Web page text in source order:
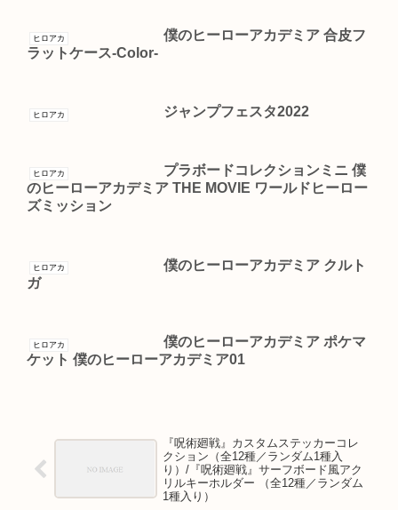
ヒロアカ
僕のヒーローアカデミア 合皮フ
ラットケース-Color-
ヒロアカ ジャンプフェスタ2022
ヒロアカ
プラボードコレクションミニ 僕
のヒーローアカデミア THE MOVIE ワールドヒーロー
ズミッション
ヒロアカ
僕のヒーローアカデミア クルト
ガ
ヒロアカ
僕のヒーローアカデミア ポケマ
ケット 僕のヒーローアカデミア01
『呪術廻戦』カスタムステッカーコレ
クション（全12種／ランダム1種入
り）/『呪術廻戦』サーフボード風アク
リルキーホルダー （全12種／ランダム
1種入り）